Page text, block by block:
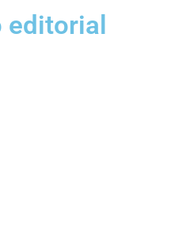
editorial